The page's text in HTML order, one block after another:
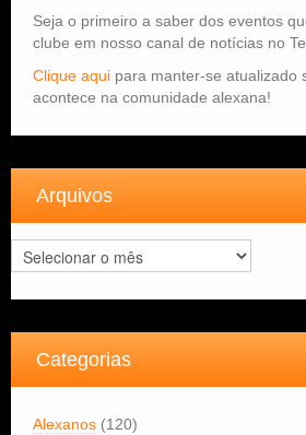
Seja o primeiro a saber dos eventos
clube em nosso canal de notícias no
Clique aqui para manter-se atualizado
acontece na comunidade alexana!
Arquivos
Arquivos
Categorias
Alexanos (120)